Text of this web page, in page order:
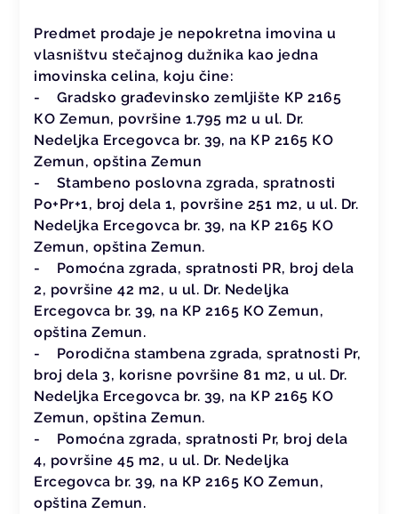
Predmet prodaje je nepokretna imovina u
vlasništvu stečajnog dužnika kao jedna
imovinska celina, koju čine:
- Gradsko građevinsko zemljište КP 2165
КO Zemun, površine 1.795 m2 u ul. Dr.
Nedeljka Ercegovca br. 39, na КP 2165 КO
Zemun, opština Zemun
- Stambeno poslovna zgrada, spratnosti
Po+Pr+1, broj dela 1, površine 251 m2, u ul. Dr.
Nedeljka Ercegovca br. 39, na КP 2165 КO
Zemun, opština Zemun.
- Pomoćna zgrada, spratnosti PR, broj dela
2, površine 42 m2, u ul. Dr. Nedeljka
Ercegovca br. 39, na КP 2165 КO Zemun,
opština Zemun.
- Porodična stambena zgrada, spratnosti Pr,
broj dela 3, korisne površine 81 m2, u ul. Dr.
Nedeljka Ercegovca br. 39, na КP 2165 КO
Zemun, opština Zemun.
- Pomoćna zgrada, spratnosti Pr, broj dela
4, površine 45 m2, u ul. Dr. Nedeljka
Ercegovca br. 39, na КP 2165 КO Zemun,
opština Zemun.